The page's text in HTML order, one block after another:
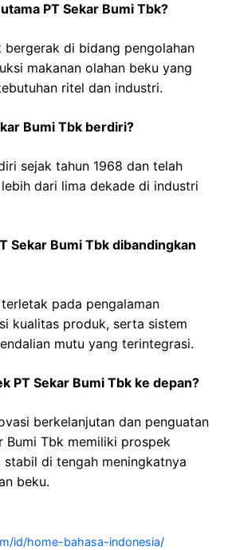
PT Sekar Bumi Tbk?
bergerak di bidang pengolahan
makanan olahan beku yang
ritel dan industri.
Bumi Tbk berdiri?
sejak tahun 1968 dan telah
dari lima dekade di industri
Sekar Bumi Tbk dibandingkan
pada pengalaman
kualitas produk, serta sistem
mutu yang terintegrasi.
PT Sekar Bumi Tbk ke depan?
berkelanjutan dan penguatan
Bumi Tbk memiliki prospek
di tengah meningkatnya
beku.
id/home-bahasa-indonesia/